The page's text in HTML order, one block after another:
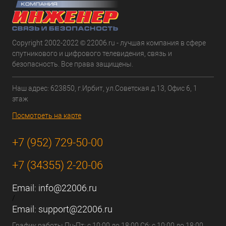
Copyright 2002-2022 © 22006.ru - лучшая компания в сфере
спутникового и цифрового телевидения, связь и
безопасность. Все права защищены.
Наш адрес: 623850, г.Ирбит, ул.Советская д.13, Офис 6, 1
этаж
Посмотреть на карте
+7 (952) 729-50-00
+7 (34355) 2-20-06
Email: info@22006.ru
/
Email: support@22006.ru